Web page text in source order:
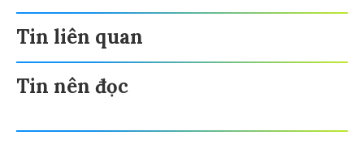
Tin liên quan
Tin nên đọc